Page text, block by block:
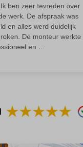
ben zeer tevreden over
werk. De afspraak was
en alles werd duidelijk
De monteur werkte
en …